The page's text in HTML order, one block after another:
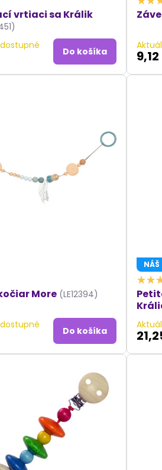
vrtiaci sa Králik
Do košíka
More (LE12394)
Do košíka
NÁŠ